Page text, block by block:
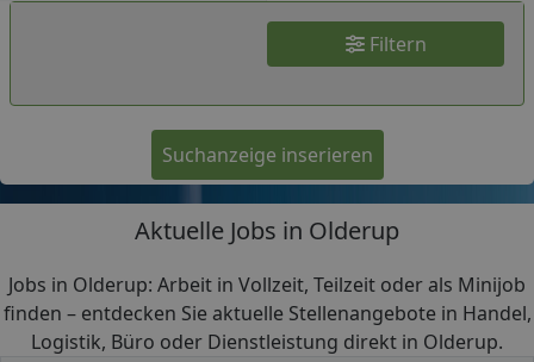
Filtern
Suchanzeige inserieren
Aktuelle Jobs in Olderup
Jobs in Olderup: Arbeit in Vollzeit, Teilzeit oder als Minijob
finden – entdecken Sie aktuelle Stellenangebote in Handel,
Logistik, Büro oder Dienstleistung direkt in Olderup.